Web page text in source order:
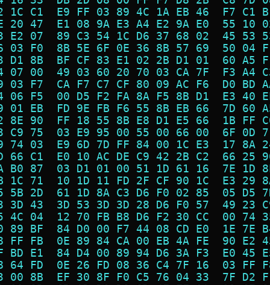
1C C1  E9 FF 03 89 4C 1A EB 46  F7
20 47  E1 08 9A E3 A4 E2 9A E0  55
E2 07  89 C3 54 1C D6 37 68 02  45
03 F0  8B 5E 6F 0E 36 8B 57 69  50
D1 8B  BF CF 83 E1 02 2B D1 01  60
07 00  49 03 60 20 70 03 CA 7F  F3
03 F7  CA F7 C7 CF 80 09 AC F6  D0
06 F5  00 D5 F2 FA 8A F5 8B D1  E3
01 EB  FD 9E FB F6 55 8B EB 66  7D
8E 90  FF 18 55 8B E8 D1 E5 66  1B
C9 75  03 E9 95 00 55 00 66 00  6F
74 03  E9 6D 7D FF 84 00 1C E3  17
66 C1  E0 10 AC DE C9 42 2B C2  66
B0 87  03 D1 01 00 51 1D 61 16  7E
1C 71  10 1D 11 FD 2F CF 90 1C  E3
5B 2D  61 1D 8A C3 D6 F0 02 85  05
3D 43  3D 53 3D 3D 28 D6 F0 57  49
4C 04  12 70 FB B8 D6 F2 30 CC  00
89 BF  84 D0 00 F7 44 08 CD E0  1E
FF FB  0E 89 84 CA 00 EB 4A FE  90
BD E1  84 D4 00 89 94 D6 3A F3  E0
64 FD  0E 26 FD 08 36 C4 7F 16  03
00 8B  EF 30 8F F0 C5 76 04 33  7F